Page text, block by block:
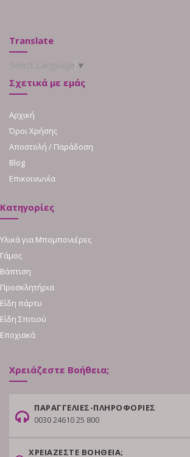
Translate
▼
Σχετικά με εμάς
Αρχική
Όροι Χρήσης
Αποστολή / Παράδοση
Blog
Επικοινωνία
Κατηγορίες
Υλικά για Μπομπονιέρες
Γάμος
Βάπτιση
Προσκλητήρια
Είδη πάρτυ
Είδη Σπιτιού
Εποχιακά
Χρειάζεστε Βοήθεια;
ΠΑΡΑΓΓΕΛΙΕΣ-ΠΛΗΡΟΦΟΡΙΕΣ
0030 24610 25 800
ΧΡΕΙΑΖΕΣΤΕ ΒΟΗΘΕΙΑ;